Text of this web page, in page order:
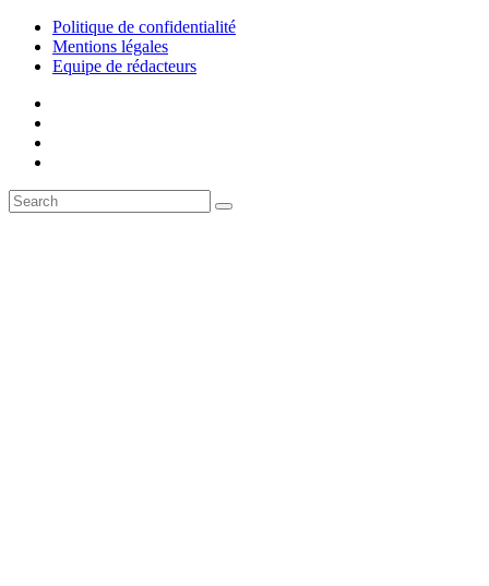
Politique de confidentialité
Mentions légales
Equipe de rédacteurs